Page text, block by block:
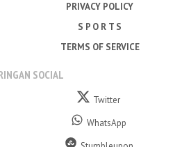
PRIVACY POLICY
S P O R T S
TERMS OF SERVICE
SOCIAL
Twitter
WhatsApp